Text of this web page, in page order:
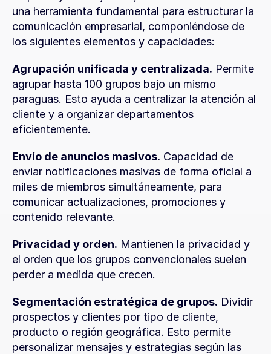
una herramienta fundamental para estructurar la
comunicación empresarial, componiéndose de
los siguientes elementos y capacidades:
Agrupación unificada y centralizada. Permite
agrupar hasta 100 grupos bajo un mismo
paraguas. Esto ayuda a centralizar la atención al
cliente y a organizar departamentos
eficientemente.
Envío de anuncios masivos. Capacidad de
enviar notificaciones masivas de forma oficial a
miles de miembros simultáneamente, para
comunicar actualizaciones, promociones y
contenido relevante.
Privacidad y orden. Mantienen la privacidad y
el orden que los grupos convencionales suelen
perder a medida que crecen.
Segmentación estratégica de grupos. Dividir
prospectos y clientes por tipo de cliente,
producto o región geográfica. Esto permite
personalizar mensajes y estrategias según las